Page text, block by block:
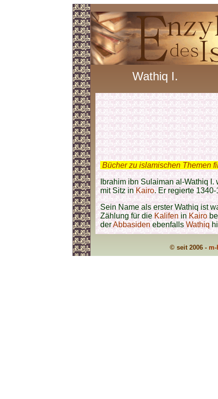
Wathiq I.
Bücher zu islamischen Themen
Ibrahim ibn Sulaiman al-Wathiq I.
mit Sitz inKairo. Er regierte
Sein Name als erster Wathiq ist
Zählung für dieKalifeninKairo
derAbbasidenebenfallsWathiq
© seit 2006 -